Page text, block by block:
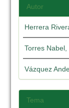
Autor
Herrera
Torres
Vázquez
Tema